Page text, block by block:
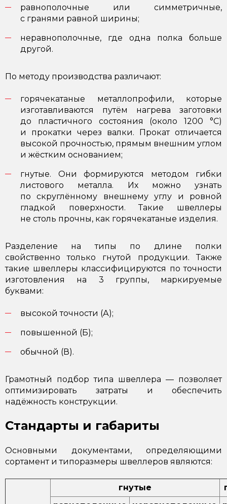
равнополочные или симметричные,
с гранями равной ширины;
неравнополочные, где одна полка больше
другой.
По методу производства различают:
горячекатаные металлопрофили, которые
изготавливаются путём нагрева заготовки
до пластичного состояния (около 1200 °C)
и прокатки через валки. Прокат отличается
высокой прочностью, прямым внешним углом
и жёстким основанием;
гнутые. Они формируются методом гибки
листового металла. Их можно узнать
по скруглённому внешнему углу и ровной
гладкой поверхности. Такие швеллеры
не столь прочны, как горячекатаные изделия.
Разделение на типы по длине полки
свойственно только гнутой продукции. Также
такие швеллеры классифицируются по точности
изготовления на 3 группы, маркируемые
буквами:
высокой точности (А);
повышенной (Б);
обычной (В).
Грамотный подбор типа швеллера — позволяет
оптимизировать затраты и обеспечить
надёжность конструкции.
Стандарты и габариты
Основными документами, определяющими
сортамент и типоразмеры швеллеров являются:
гнутые